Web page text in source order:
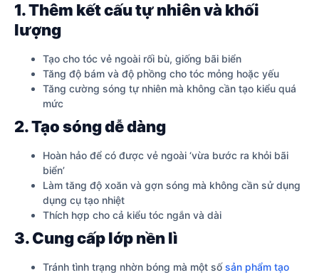
1. Thêm kết cấu tự nhiên và khối
lượng
Tạo cho tóc vẻ ngoài rối bù, giống bãi biển
Tăng độ bám và độ phồng cho tóc mỏng hoặc yếu
Tăng cường sóng tự nhiên mà không cần tạo kiểu quá
mức
2. Tạo sóng dễ dàng
Hoàn hảo để có được vẻ ngoài ‘vừa bước ra khỏi bãi
biển’
Làm tăng độ xoăn và gợn sóng mà không cần sử dụng
dụng cụ tạo nhiệt
Thích hợp cho cả kiểu tóc ngắn và dài
3. Cung cấp lớp nền lì
Tránh tình trạng nhờn bóng mà một số sản phẩm tạo